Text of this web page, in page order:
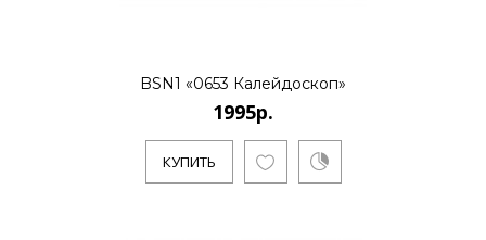
BSN1 «0653 Калейдоскоп»
1995р.
КУПИТЬ